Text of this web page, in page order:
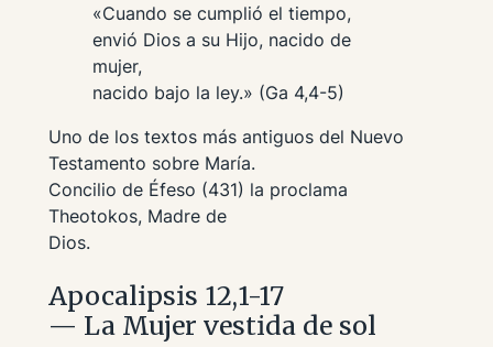
«Cuando se cumplió el tiempo,
envió Dios a su Hijo, nacido de
mujer,
nacido bajo la ley.» (Ga 4,4-5)
Uno de los textos más antiguos del Nuevo
Testamento sobre María.
Concilio de Éfeso (431) la proclama
Theotokos, Madre de
Dios.
Apocalipsis 12,1-17
— La Mujer vestida de sol